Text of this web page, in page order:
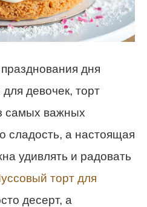
дня
девочек, торт
самых важных
сладость, а настоящая
удивлять и радовать
торт для
десерт, а